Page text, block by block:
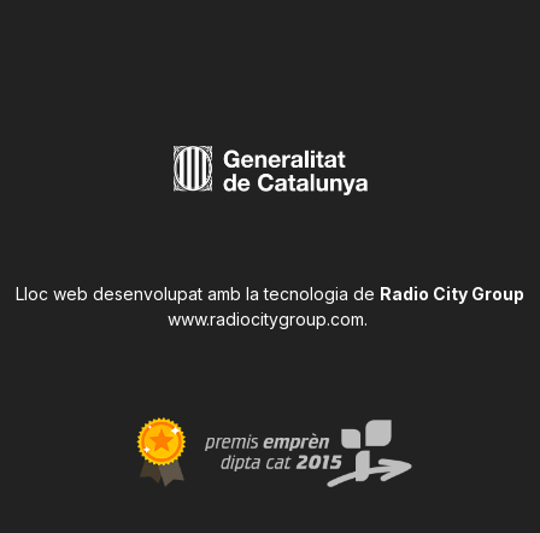
Lloc web desenvolupat amb la tecnologia de Radio City Group
www.radiocitygroup.com.